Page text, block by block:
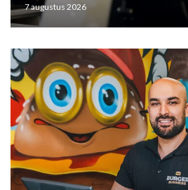
7 augustus 2026